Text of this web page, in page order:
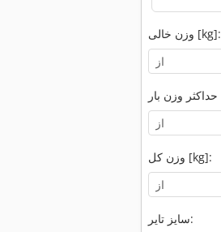
وزن خالی [kg]:
وزن کل [kg]:
سایز تایر: